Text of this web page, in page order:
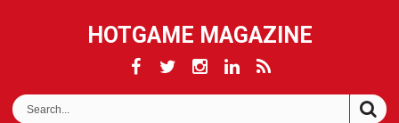
HOTGAME MAGAZINE